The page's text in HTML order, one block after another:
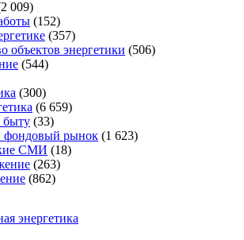
009)
(152)
(357)
объектов энергетики (506)
(544)
(300)
(6 659)
быту (33)
фондовый рынок (1 623)
СМИ (18)
(263)
(862)
энергетика